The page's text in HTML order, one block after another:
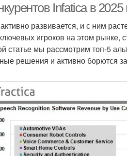
Infatica в 2025
развивается, и с ним
игроков на этом рынке,
статье мы рассмотрим топ-5
решения и активно борются